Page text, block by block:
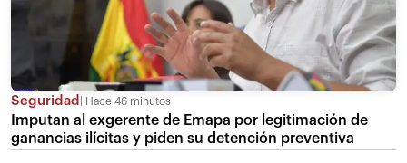
Seguridad Hace 46 minutos
Imputan al exgerente de Emapa por legitimación de
ganancias ilícitas y piden su detención preventiva